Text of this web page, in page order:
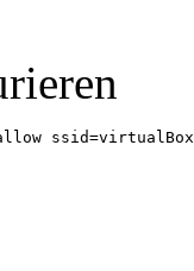
ssid=virtualBox